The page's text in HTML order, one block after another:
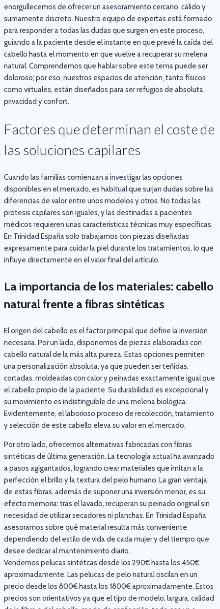
enorgullecemos de ofrecer un asesoramiento cercano, cálido y
sumamente discreto. Nuestro equipo de expertas está formado
para responder a todas las dudas que surgen en este proceso,
guiando a la paciente desde el instante en que prevé la caída del
cabello hasta el momento en que vuelve a recuperar su melena
natural. Comprendemos que hablar sobre este tema puede ser
doloroso; por eso, nuestros espacios de atención, tanto físicos
como virtuales, están diseñados para ser refugios de absoluta
privacidad y confort.
Factores que determinan el coste de
las soluciones capilares
Cuando las familias comienzan a investigar las opciones
disponibles en el mercado, es habitual que surjan dudas sobre las
diferencias de valor entre unos modelos y otros. No todas las
prótesis capilares son iguales, y las destinadas a pacientes
médicos requieren unas características técnicas muy específicas.
En Trinidad España solo trabajamos con piezas diseñadas
expresamente para cuidar la piel durante los tratamientos, lo que
influye directamente en el valor final del artículo.
La importancia de los materiales: cabello
natural frente a fibras sintéticas
El origen del cabello es el factor principal que define la inversión
necesaria. Por un lado, disponemos de piezas elaboradas con
cabello natural de la más alta pureza. Estas opciones permiten
una personalización absoluta, ya que pueden ser teñidas,
cortadas, moldeadas con calor y peinadas exactamente igual que
el cabello propio de la paciente. Su durabilidad es excepcional y
su movimiento es indistinguible de una melena biológica.
Evidentemente, el laborioso proceso de recolección, tratamiento
y selección de este cabello eleva su valor en el mercado.
Por otro lado, ofrecemos alternativas fabricadas con fibras
sintéticas de última generación. La tecnología actual ha avanzado
a pasos agigantados, logrando crear materiales que imitan a la
perfección el brillo y la textura del pelo humano. La gran ventaja
de estas fibras, además de suponer una inversión menor, es su
efecto memoria: tras el lavado, recuperan su peinado original sin
necesidad de utilizar secadores ni planchas. En Trinidad España
asesoramos sobre qué material resulta más conveniente
dependiendo del estilo de vida de cada mujer y del tiempo que
desee dedicar al mantenimiento diario.
Vendemos pelucas sintétcas desde los 290€ hasta los 450€
aproximadamente. Las pelucas de pelo natural oscilan en un
precio desde los 800€ hasta los 1800€ aproximadamente. Estos
precios son orientativos ya que el tipo de modelo, largura, calidad